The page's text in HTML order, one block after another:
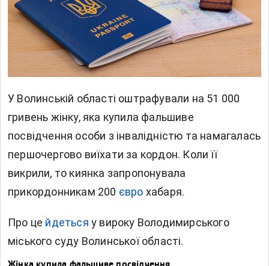
У Волинській області оштрафували на 51 000
гривень жінку, яка купила фальшиве
посвідчення особи з інвалідністю та намагалась
першочергово виїхати за кордон. Коли її
викрили, то киянка запропонувала
прикордонникам 200 євро хабаря.
Про це йдеться у вироку Володимирського
міського суду Волинської області.